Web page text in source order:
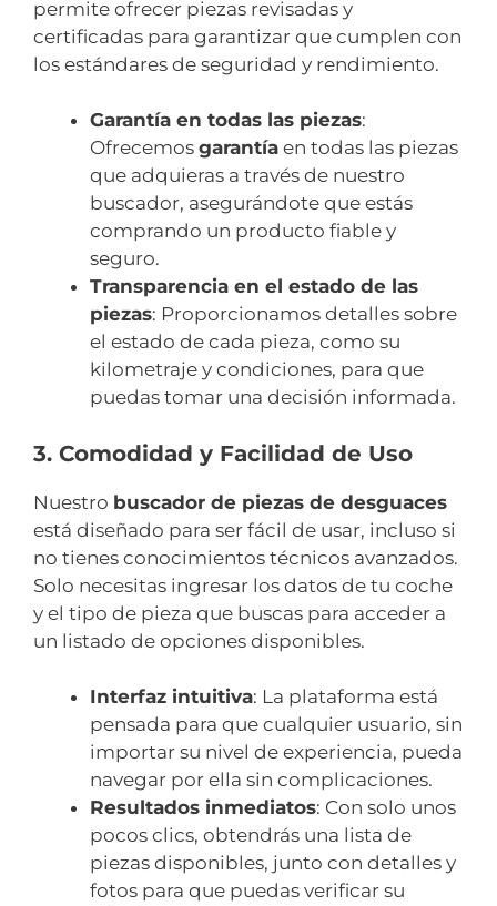
permite ofrecer piezas revisadas y
certificadas para garantizar que cumplen con
los estándares de seguridad y rendimiento.
Garantía en todas las piezas:
Ofrecemos garantía en todas las piezas
que adquieras a través de nuestro
buscador, asegurándote que estás
comprando un producto fiable y
seguro.
Transparencia en el estado de las
piezas: Proporcionamos detalles sobre
el estado de cada pieza, como su
kilometraje y condiciones, para que
puedas tomar una decisión informada.
3. Comodidad y Facilidad de Uso
Nuestro buscador de piezas de desguaces
está diseñado para ser fácil de usar, incluso si
no tienes conocimientos técnicos avanzados.
Solo necesitas ingresar los datos de tu coche
y el tipo de pieza que buscas para acceder a
un listado de opciones disponibles.
Interfaz intuitiva: La plataforma está
pensada para que cualquier usuario, sin
importar su nivel de experiencia, pueda
navegar por ella sin complicaciones.
Resultados inmediatos: Con solo unos
pocos clics, obtendrás una lista de
piezas disponibles, junto con detalles y
fotos para que puedas verificar su